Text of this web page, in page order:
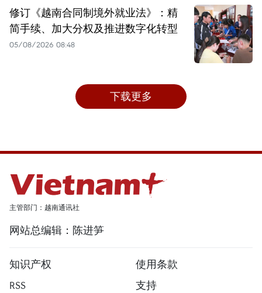
修订《越南合同制境外就业法》：精
简手续、加大分权及推进数字化转型
05/08/2026 08:48
下载更多
主管部门：越南通讯社
网站总编辑：陈进笋
知识产权
使用条款
RSS
支持